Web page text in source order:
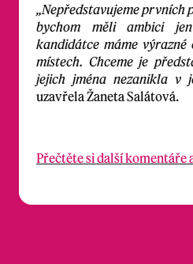
„Nepředstavujeme prvních
bychom měli ambici
kandidátce máme
místech. Chceme je
jejich jména nezanikla v
uzavřela Žaneta Salátová.
Přečtěte si další komentáře